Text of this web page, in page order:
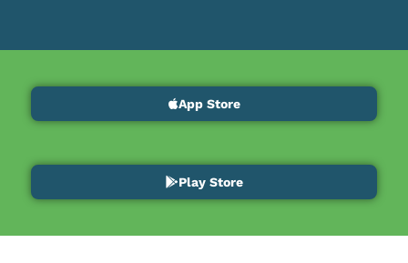
App Store
Play Store